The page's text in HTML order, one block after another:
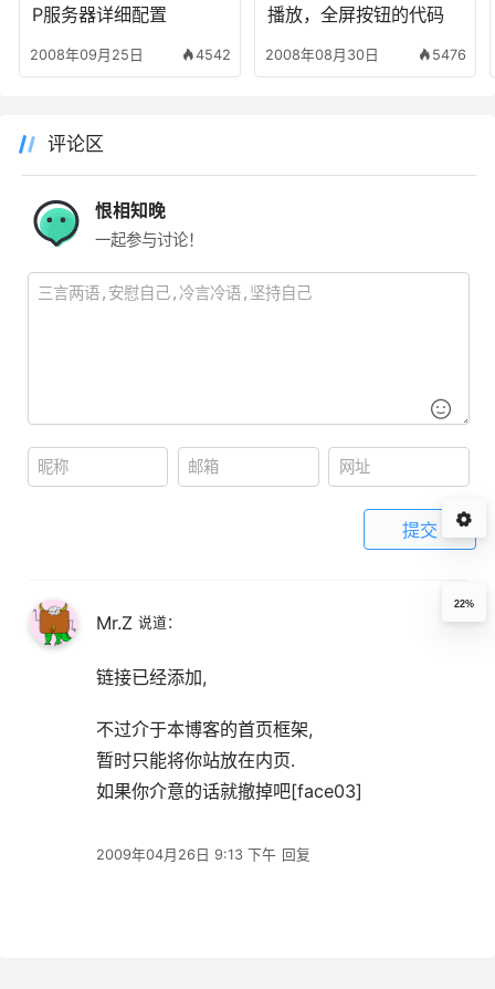
P服务器详细配置
2008年09月25日 4542
播放，全屏按钮的代码
2008年08月30日 5476
评论区
恨相知晚
一起参与讨论！
提交
Mr.Z 说道：
2009年04月26日 9:13 下午
链接已经添加,
不过介于本博客的首页框架,
暂时只能将你站放在内页.
如果你介意的话就撤掉吧[face03]
回复
22%